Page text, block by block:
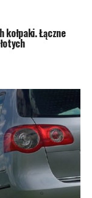
Łączne